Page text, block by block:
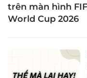
trên màn hình
World Cup 2026